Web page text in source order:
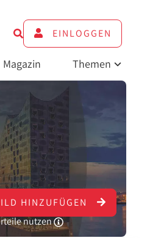
EINLOGGEN
Magazin Themen
HINZUFÜGEN
nutzen